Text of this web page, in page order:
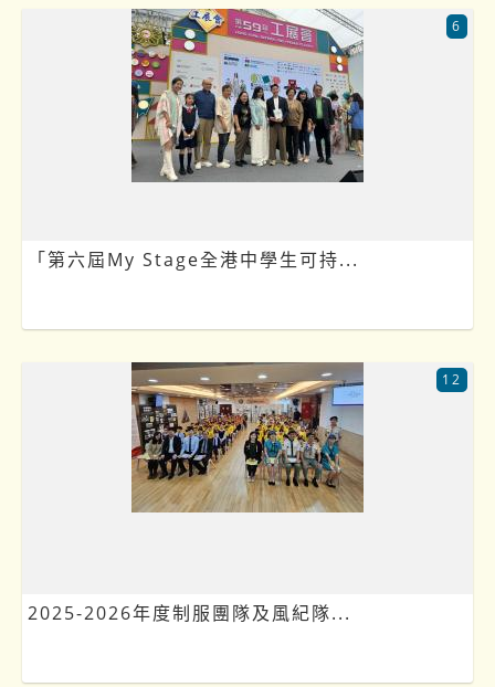
「第六屆My Stage全港中學生可持...
6
2025-2026年度制服團隊及風紀隊...
12